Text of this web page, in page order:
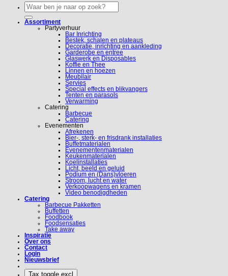
Zoeken
naar:
Assortiment
Partyverhuur
Bar Inrichting
Bestek, schalen en plateaus
Decoratie, inrichting en aankleding
Garderobe en entree
Glaswerk en Disposables
Koffie en Thee
Linnen en hoezen
Meubilair
Servies
Special effects en blikvangers
Tenten en parasols
Verwarming
Catering
Barbecue
Catering
Evenementen
Afrekenen
Bier-, sterk- en frisdrank installaties
Buffetmaterialen
Evenementenmaterialen
Keukenmaterialen
Koelinstallaties
Licht, beeld en geluid
Podium en (Dans)vloeren
Stroom, lucht en water
Verkoopwagens en kramen
Video benodigdheden
Catering
Barbecue Pakketten
Buffetten
Foodbook
Foodsensaties
Take away
Inspiratie
Over ons
Contact
Login
Nieuwsbrief